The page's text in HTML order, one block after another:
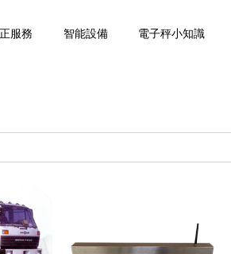
服務 智能設備 電子秤小知識